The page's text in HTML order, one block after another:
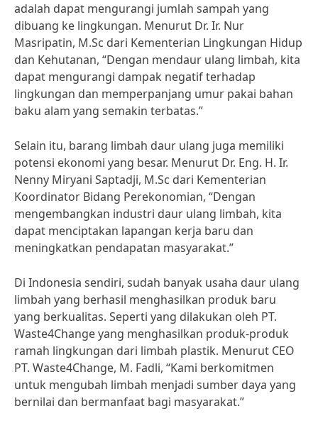
adalah dapat mengurangi jumlah sampah yang
dibuang ke lingkungan. Menurut Dr. Ir. Nur
Masripatin, M.Sc dari Kementerian Lingkungan Hidup
dan Kehutanan, “Dengan mendaur ulang limbah, kita
dapat mengurangi dampak negatif terhadap
lingkungan dan memperpanjang umur pakai bahan
baku alam yang semakin terbatas.”
Selain itu, barang limbah daur ulang juga memiliki
potensi ekonomi yang besar. Menurut Dr. Eng. H. Ir.
Nenny Miryani Saptadji, M.Sc dari Kementerian
Koordinator Bidang Perekonomian, “Dengan
mengembangkan industri daur ulang limbah, kita
dapat menciptakan lapangan kerja baru dan
meningkatkan pendapatan masyarakat.”
Di Indonesia sendiri, sudah banyak usaha daur ulang
limbah yang berhasil menghasilkan produk baru
yang berkualitas. Seperti yang dilakukan oleh PT.
Waste4Change yang menghasilkan produk-produk
ramah lingkungan dari limbah plastik. Menurut CEO
PT. Waste4Change, M. Fadli, “Kami berkomitmen
untuk mengubah limbah menjadi sumber daya yang
bernilai dan bermanfaat bagi masyarakat.”